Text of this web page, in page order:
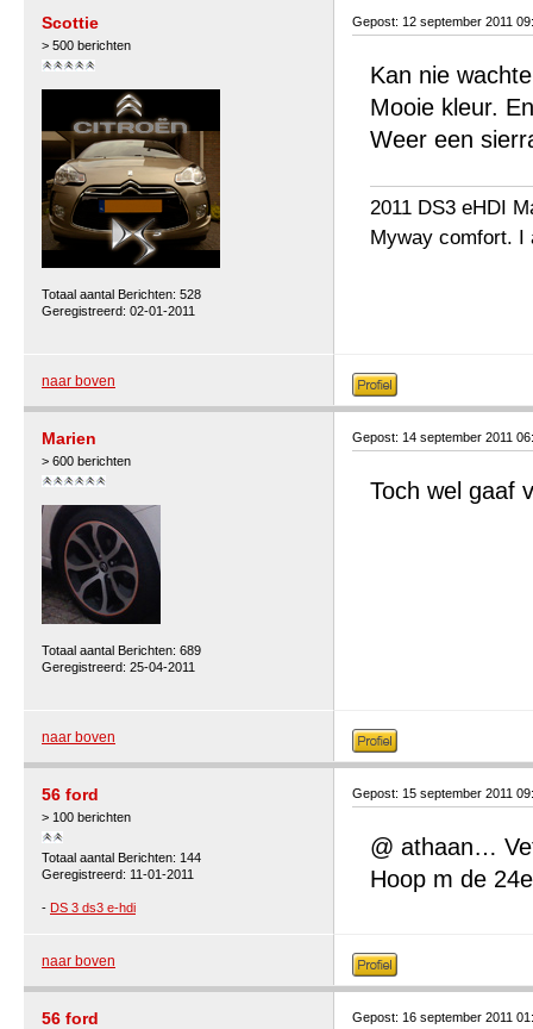
Scottie
> 500 berichten
Totaal aantal Berichten: 528
Geregistreerd: 02-01-2011
Gepost: 12 september 2011
Kan nie
Mooie kleur.
Weer een
2011 DS3 eHDI
Myway comfort. I
naar boven
Marien
> 600 berichten
Totaal aantal Berichten: 689
Geregistreerd: 25-04-2011
Gepost: 14 september 2011
Toch wel gaaf
naar boven
56 ford
> 100 berichten
Totaal aantal Berichten: 144
Geregistreerd: 11-01-2011
- DS 3 ds3 e-hdi
Gepost: 15 september 2011
@ athaan…
Hoop m de
naar boven
56 ford Gepost: 16 september 2011